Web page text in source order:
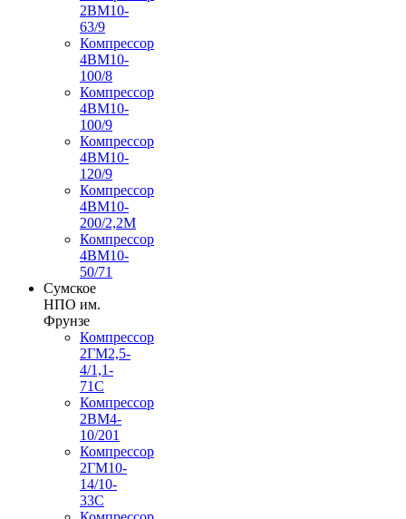
2ВМ10-
63/9
Компрессор
4ВМ10-
100/8
Компрессор
4ВМ10-
100/9
Компрессор
4ВМ10-
120/9
Компрессор
4ВМ10-
200/2,2М
Компрессор
4ВМ10-
50/71
Сумское
НПО им.
Фрунзе
Компрессор
2ГМ2,5-
4/1,1-
71С
Компрессор
2ВМ4-
10/201
Компрессор
2ГМ10-
14/10-
33С